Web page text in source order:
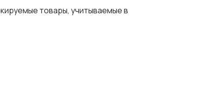
товары, учитываемые в